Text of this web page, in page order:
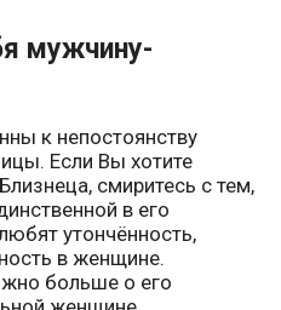
мужчину-
к непостоянству
Если Вы хотите
смиритесь с тем,
в его
утончённость,
в женщине.
больше о его